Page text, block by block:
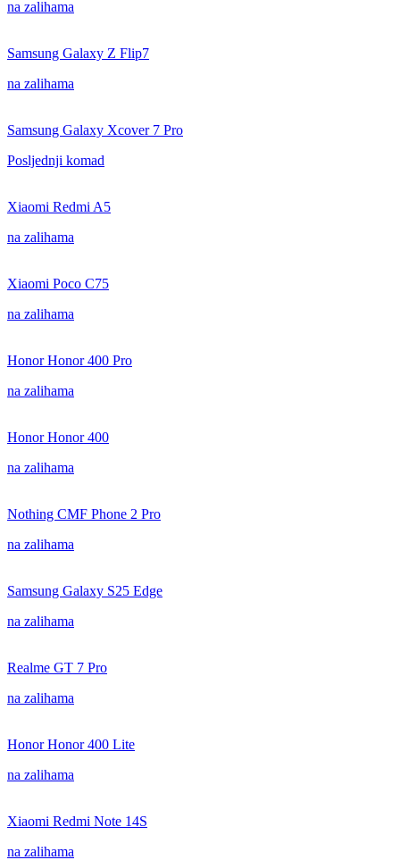
na zalihama
Samsung Galaxy Z Flip7
na zalihama
Samsung Galaxy Xcover 7 Pro
Posljednji komad
Xiaomi Redmi A5
na zalihama
Xiaomi Poco C75
na zalihama
Honor Honor 400 Pro
na zalihama
Honor Honor 400
na zalihama
Nothing CMF Phone 2 Pro
na zalihama
Samsung Galaxy S25 Edge
na zalihama
Realme GT 7 Pro
na zalihama
Honor Honor 400 Lite
na zalihama
Xiaomi Redmi Note 14S
na zalihama